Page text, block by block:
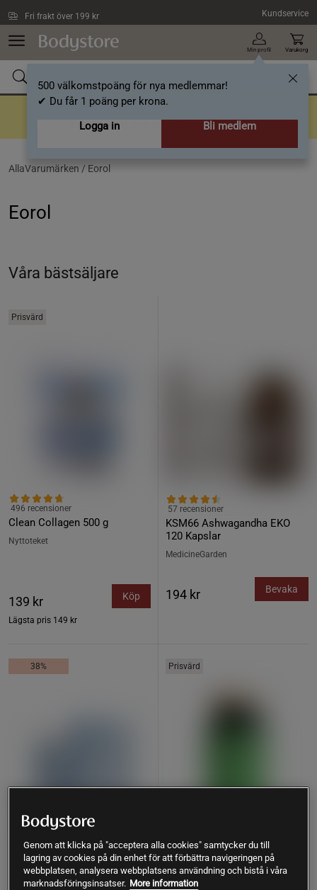
Fri frakt över 199 kr Kundservice
Min profil
500 välkomstpoäng för nya medlemmar!
✔ Du får 1 poäng per krona.
Logga in
Bli medlem
Varukorg
Tillbaka till rutiner
En bra rutin börjar här- Upp till 40%
AllaVarumärken / Eorol
Eorol
Våra bästsäljare
Prisvärd
Clean Collagen 500 g
496 recensioner
Nyttoteket
139 kr
Lägsta pris 149 kr
Köp
KSM66 Ashwagandha EKO
120 Kapslar
57 recensioner
MedicineGarden
194 kr Bevaka
38%
LactoVitalis Pro 30 kapslar
58 recensioner
Prisvärd
Magnesium 375 mg 100
tabletter
119 recensioner
Genom att klicka på "acceptera alla cookies" samtycker du till
lagring av cookies på din enhet för att förbättra navigeringen på
webbplatsen, analysera webbplatsens användning och bistå i våra
marknadsföringsinsatser. More information